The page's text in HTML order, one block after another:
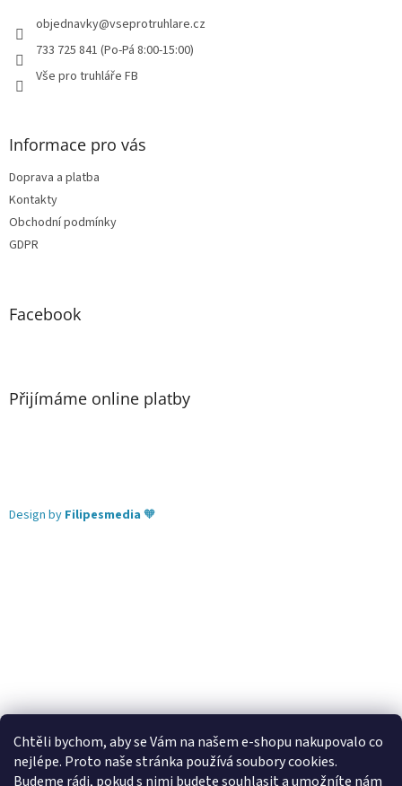
Chtěli bychom, aby se Vám na našem e-shopu nakupovalo co
nejlépe. Proto naše stránka používá soubory cookies.
Budeme rádi, pokud s nimi budete souhlasit a umožníte nám
objednavky@vseprotruhlare.cz
733 725 841 (Po-Pá 8:00-15:00)
Vše pro truhláře FB
Informace pro vás
Doprava a platba
Kontakty
Obchodní podmínky
GDPR
Facebook
Přijímáme online platby
Design by Filipesmedia 🧡
Lekva nábytek ubytování pod Pálavou kování Tulip